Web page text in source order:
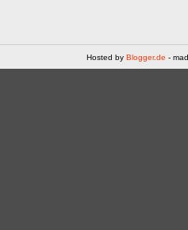
Hosted by Blogger.de -